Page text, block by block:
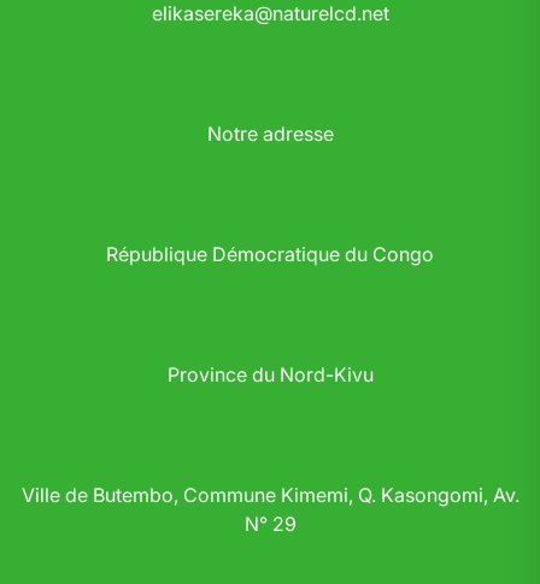
elikasereka@naturelcd.net
Notre adresse
République Démocratique du Congo
Province du Nord-Kivu
Ville de Butembo, Commune Kimemi, Q. Kasongomi, Av.
N° 29